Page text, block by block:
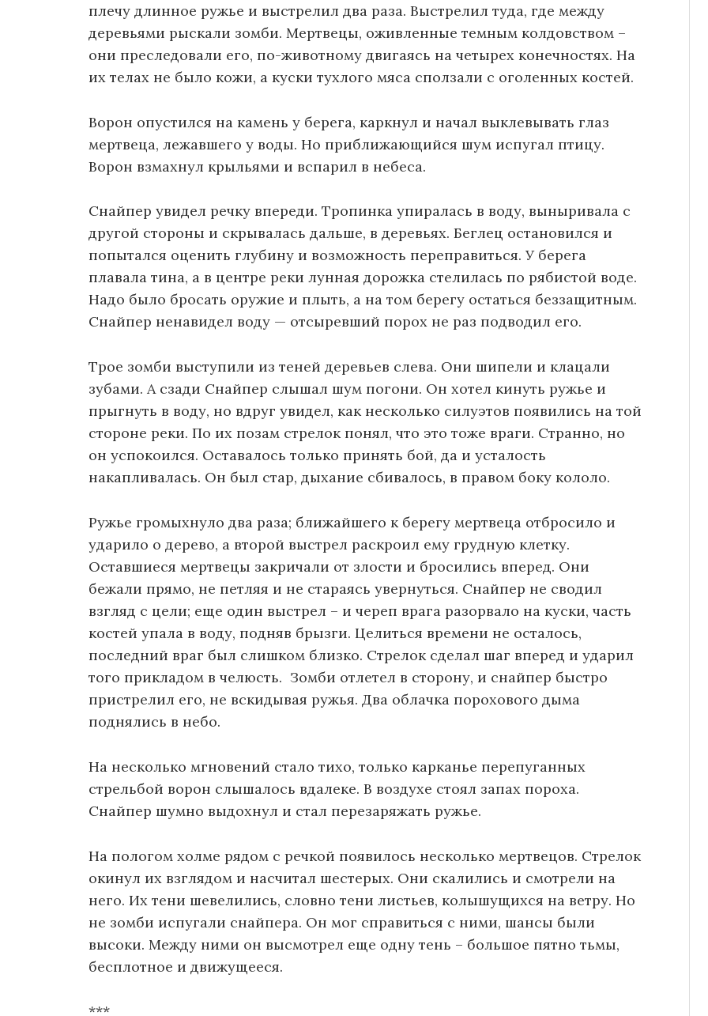
плечу длинное ружье и выстрелил два раза. Выстрелил туда, где между
деревьями рыскали зомби. Мертвецы, оживленные темным колдовством –
они преследовали его, по-животному двигаясь на четырех конечностях. На
их телах не было кожи, а куски тухлого мяса сползали с оголенных костей.
Ворон опустился на камень у берега, каркнул и начал выклевывать глаз
мертвеца, лежавшего у воды. Но приближающийся шум испугал птицу.
Ворон взмахнул крыльями и вспарил в небеса.
Снайпер увидел речку впереди. Тропинка упиралась в воду, выныривала с
другой стороны и скрывалась дальше, в деревьях. Беглец остановился и
попытался оценить глубину и возможность переправиться. У берега
плавала тина, а в центре реки лунная дорожка стелилась по рябистой воде.
Надо было бросать оружие и плыть, а на том берегу остаться беззащитным.
Снайпер ненавидел воду — отсыревший порох не раз подводил его.
Трое зомби выступили из теней деревьев слева. Они шипели и клацали
зубами. А сзади Снайпер слышал шум погони. Он хотел кинуть ружье и
прыгнуть в воду, но вдруг увидел, как несколько силуэтов появились на той
стороне реки. По их позам стрелок понял, что это тоже враги. Странно, но
он успокоился. Оставалось только принять бой, да и усталость
накапливалась. Он был стар, дыхание сбивалось, в правом боку кололо.
Ружье громыхнуло два раза; ближайшего к берегу мертвеца отбросило и
ударило о дерево, а второй выстрел раскроил ему грудную клетку.
Оставшиеся мертвецы закричали от злости и бросились вперед. Они
бежали прямо, не петляя и не стараясь увернуться. Снайпер не сводил
взгляд с цели; еще один выстрел – и череп врага разорвало на куски, часть
костей упала в воду, подняв брызги. Целиться времени не осталось,
последний враг был слишком близко. Стрелок сделал шаг вперед и ударил
того прикладом в челюсть. Зомби отлетел в сторону, и снайпер быстро
пристрелил его, не вскидывая ружья. Два облачка порохового дыма
поднялись в небо.
На несколько мгновений стало тихо, только карканье перепуганных
стрельбой ворон слышалось вдалеке. В воздухе стоял запах пороха.
Снайпер шумно выдохнул и стал перезаряжать ружье.
На пологом холме рядом с речкой появилось несколько мертвецов. Стрелок
окинул их взглядом и насчитал шестерых. Они скалились и смотрели на
него. Их тени шевелились, словно тени листьев, колышущихся на ветру. Но
не зомби испугали снайпера. Он мог справиться с ними, шансы были
высоки. Между ними он высмотрел еще одну тень – большое пятно тьмы,
бесплотное и движущееся.
***